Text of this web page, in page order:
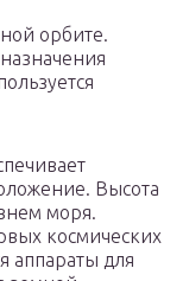
орбите.
Высота
моря.
космических
аппараты для